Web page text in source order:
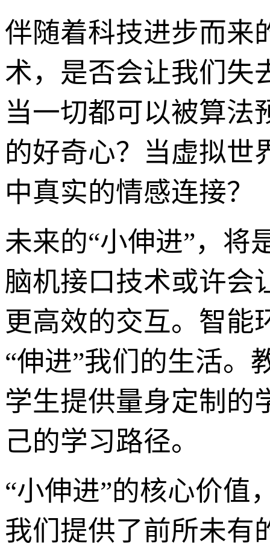
伴随着科技进步而来
术，是否会让我们失
当一切都可以被算法
的好奇心？当虚拟世
中真实的情感连接？
未来的“小伸进”，将
脑机接口技术或许会
更高效的交互。智能
“伸进”我们的生活。
学生提供量身定制的
己的学习路径。
“小伸进”的核心价值
我们提供了前所未有